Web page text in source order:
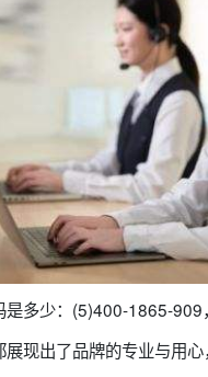
多少：(5)400-1865-909，
现出了品牌的专业与用